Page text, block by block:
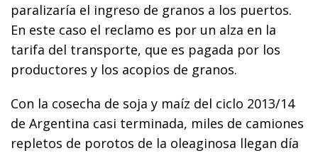
paralizaría el ingreso de granos a los puertos.
En este caso el reclamo es por un alza en la
tarifa del transporte, que es pagada por los
productores y los acopios de granos.
Con la cosecha de soja y maíz del ciclo 2013/14
de Argentina casi terminada, miles de camiones
repletos de porotos de la oleaginosa llegan día